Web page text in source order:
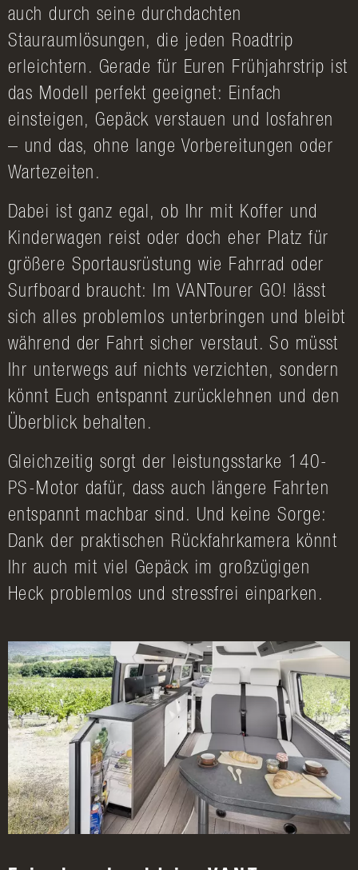
auch durch seine durchdachten
Stauraumlösungen, die jeden Roadtrip
erleichtern. Gerade für Euren Frühjahrstrip ist
das Modell perfekt geeignet: Einfach
einsteigen, Gepäck verstauen und losfahren
– und das, ohne lange Vorbereitungen oder
Wartezeiten.
Dabei ist ganz egal, ob Ihr mit Koffer und
Kinderwagen reist oder doch eher Platz für
größere Sportausrüstung wie Fahrrad oder
Surfboard braucht: Im VANTourer GO! lässt
sich alles problemlos unterbringen und bleibt
während der Fahrt sicher verstaut. So müsst
Ihr unterwegs auf nichts verzichten, sondern
könnt Euch entspannt zurücklehnen und den
Überblick behalten.
Gleichzeitig sorgt der leistungsstarke 140-
PS-Motor dafür, dass auch längere Fahrten
entspannt machbar sind. Und keine Sorge:
Dank der praktischen Rückfahrkamera könnt
Ihr auch mit viel Gepäck im großzügigen
Heck problemlos und stressfrei einparken.